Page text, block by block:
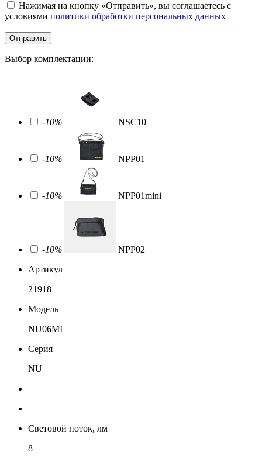
Нажимая на кнопку «Отправить», вы соглашаетесь с
условиями политики обработки персональных данных
Отправить
Выбор комплектации:
-10% NSC10
-10% NPP01
-10% NPP01mini
-10%
NPP02
Артикул
21918
Модель
NU06MI
Серия
NU
Световой поток, лм
8